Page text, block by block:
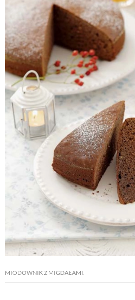
MIODOWNIK Z MIGDAŁAMI.